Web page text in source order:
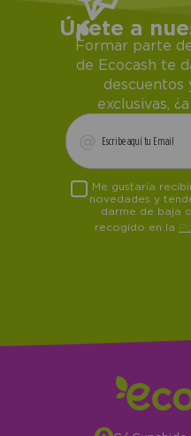
Únete a
Formar parte
de Ecocash te
descuentos
exclusivas,
Me gustaría
novedades y
darme de baja
recogido en la